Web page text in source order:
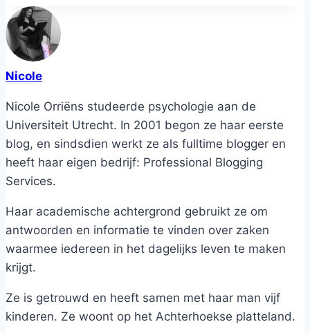
Nicole
Nicole Orriëns studeerde psychologie aan de
Universiteit Utrecht. In 2001 begon ze haar eerste
blog, en sindsdien werkt ze als fulltime blogger en
heeft haar eigen bedrijf: Professional Blogging
Services.
Haar academische achtergrond gebruikt ze om
antwoorden en informatie te vinden over zaken
waarmee iedereen in het dagelijks leven te maken
krijgt.
Ze is getrouwd en heeft samen met haar man vijf
kinderen. Ze woont op het Achterhoekse platteland.